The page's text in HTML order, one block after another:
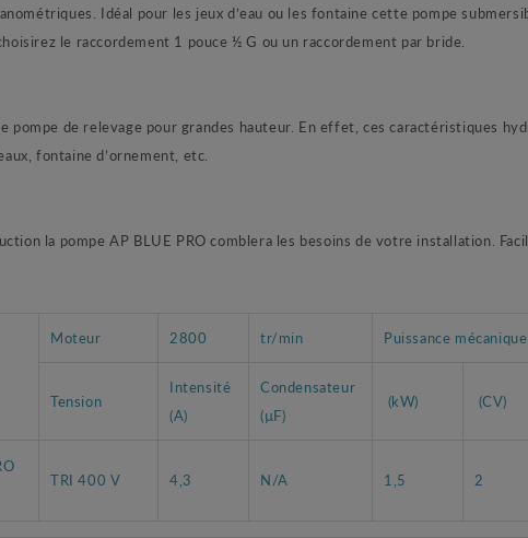
Idéal pour les jeux d’eau ou les fontaine cette pompe
le raccordement 1 pouce ½ G ou un raccordement par bride.
pompe de relevage pour grandes hauteur. En effet, ces caractéristiques
fontaine d’ornement, etc.
la pompe AP BLUE PRO comblera les besoins de votre installation.
Moteur 2800 tr/min Puissance mécanique
Tension
Intensité
(A)
Condensateur
(µF)
(kW) (CV)
TRI 400 V 4,3 N/A 1,5 2